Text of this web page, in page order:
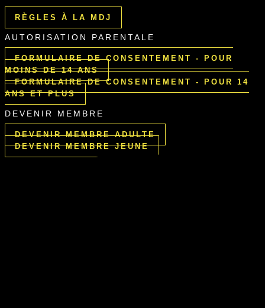
RÈGLES À LA MDJ
AUTORISATION PARENTALE
FORMULAIRE DE CONSENTEMENT - POUR
MOINS DE 14 ANS
FORMULAIRE DE CONSENTEMENT - POUR 14
ANS ET PLUS
DEVENIR MEMBRE
DEVENIR MEMBRE ADULTE
DEVENIR MEMBRE JEUNE